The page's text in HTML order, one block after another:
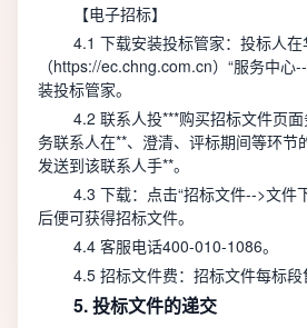
【电子招标】
4.1 下载安装投标管家：投标人
（https://ec.chng.com.cn）“服务中心
装投标管家。
4.2 联系人投***购买招标文件页
务联系人在**、澄清、评标期间等环节
发送到该联系人手**。
4.3 下载：点击“招标文件-->文件
后便可获得招标文件。
4.4 客服电话400-010-1086。
4.5 招标文件费：招标文件每标段
5. 投标文件的递交